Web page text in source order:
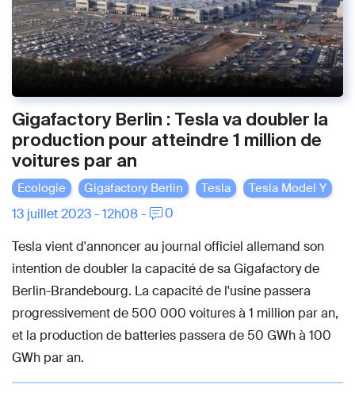
Fiches techniques
Gigafactory Berlin : Tesla va doubler la
production pour atteindre 1 million de
voitures par an
Ecologie Gigafactory Berlin Tesla Tesla Model Y
13 juillet 2023 - 12h08 -
0
Tesla vient d'annoncer au journal officiel allemand son
intention de doubler la capacité de sa Gigafactory de
Berlin-Brandebourg. La capacité de l'usine passera
progressivement de 500 000 voitures à 1 million par an,
et la production de batteries passera de 50 GWh à 100
GWh par an.